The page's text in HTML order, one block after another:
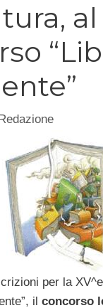
al
per la
il concorso